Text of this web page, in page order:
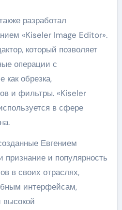
разработал
«Kiseler Image Editor».
который позволяет
операции с
как обрезка,
и фильтры. «Kiseler
в сфере
Евгением
и популярность
в своих отраслях,
интерфейсам,